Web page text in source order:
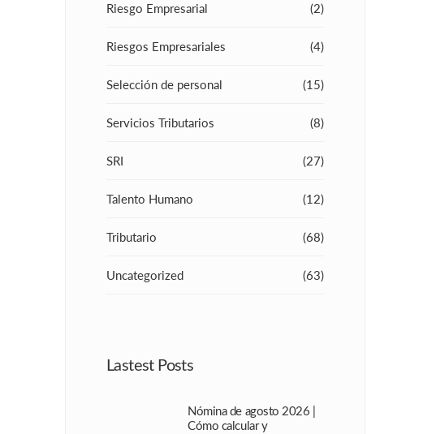
Riesgo Empresarial (2)
Riesgos Empresariales (4)
Selección de personal (15)
Servicios Tributarios (8)
SRI (27)
Talento Humano (12)
Tributario (68)
Uncategorized (63)
Lastest Posts
Nómina de agosto 2026 |
Cómo calcular y